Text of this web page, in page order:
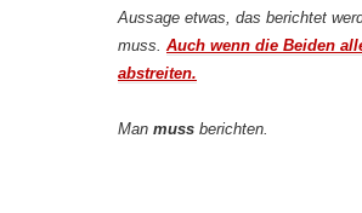
Aussage etwas, das berichtet
muss. Auch wenn die Beiden
abstreiten.
Man muss berichten.